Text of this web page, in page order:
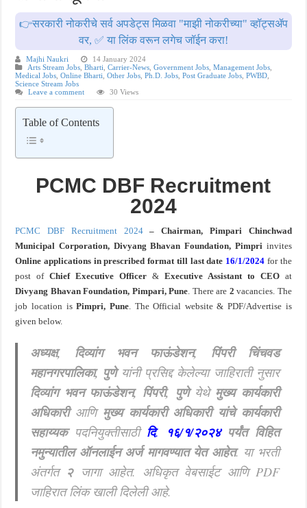
खुशखबर ! नागपूर विद्यापीठ मध्ये १३९ सहायक प्राध्यापक पदांची भरती सुरु ! Nagpur
👉सरकारी नोकरीचे सर्व अपडेट्स मिळवा "माझी नोकरीच्या" व्हॉट्सॲप
वर, ✅ या लिंक वरून लगेच जॉईन करा!
Majhi Naukri
14 January 2024
Arts Stream Jobs ,Bharti ,Carrier-News ,Government Jobs ,Management Jobs
Medical Jobs ,Online Bharti ,Other Jobs ,Ph.D. Jobs ,Post Graduate Jobs ,PWBD
Science Stream Jobs
Leave a comment
30 Views
Table of Contents
PCMC DBF Recruitment
2024
PCMC DBF Recruitment 2024– Chairman, Pimpari Chinchwad
Municipal Corporation, Divyang Bhavan Foundation, Pimpri invites
Online applications in prescribed format till last date 16/1/2024 for the
post ofChief Executive Officer & Executive Assistant to CEOat
Divyang Bhavan Foundation, Pimpari, Pune. There are 2 vacancies. The
job location isPimpri, Pune. The Official website & PDF/Advertise is
given below.
अध्यक्ष, दिव्यांग भवन फाऊंडेशन, पिंपरी चिंचवड
महानगरपालिका, पुणे यांनी प्रसिद्द केलेल्या जाहिराती नुसार
दिव्यांग भवन फाऊंडेशन, पिंपरी, पुणे येथेमुख्य कार्यकारी
अधिकारी आणिमुख्य कार्यकारी अधिकारी यांचे कार्यकारी
सहाय्यक पदनियुक्तीसाठी दि. १६/१/२०२४पर्यंत विहित
नमुन्यातील ऑनलाईन अर्ज मागवण्यात येत आहेत. या भरती
अंतर्गत २ जागा आहेत. अधिकृत वेबसाईट आणि PDF
जाहिरात लिंक खाली दिलेली आहे.